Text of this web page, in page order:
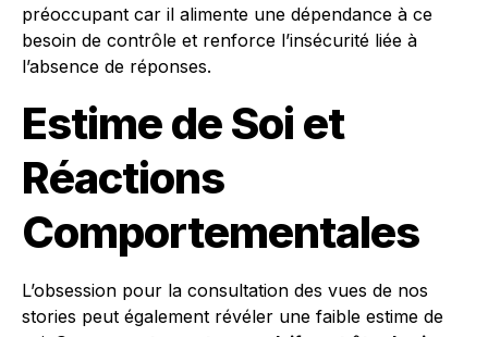
préoccupant car il alimente une dépendance à ce
besoin de contrôle et renforce l’insécurité liée à
l’absence de réponses.
Estime de Soi et
Réactions
Comportementales
L’obsession pour la consultation des vues de nos
stories peut également révéler une faible estime de